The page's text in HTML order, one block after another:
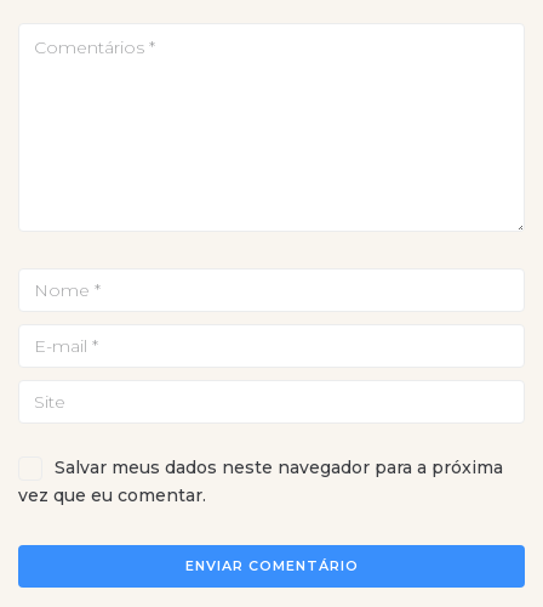
Salvar meus dados neste navegador para a próxima
vez que eu comentar.